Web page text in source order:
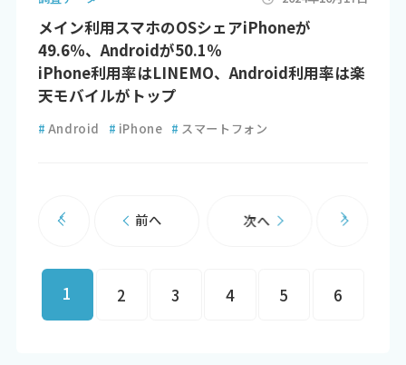
メイン利用スマホのOSシェアiPhoneが
49.6％、Androidが50.1％
iPhone利用率はLINEMO、Android利用率は楽
天モバイルがトップ
# Android # iPhone # スマートフォン
前へ
1 2 3 4 5 6
次へ